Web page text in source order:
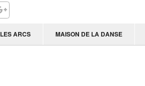
LES ARCS MAISON DE LA DANSE